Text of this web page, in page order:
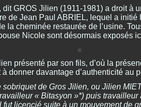
GROS Jilien (1911-1981) a droit à
de Jean Paul ABRIEL, lequel a
la cheminée restaurée de l’usine.
Nicole sont désormais exposés
présenté par son fils, d’où la
donner davantage d’authenticité au
de Gros Jilien, ou Jilien
« Bitasyon »*) puis travailleur
fut licencié suite à un mouvement de